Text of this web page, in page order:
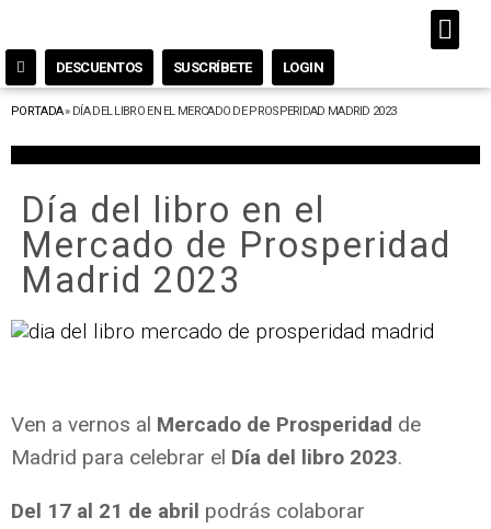
DESCUENTOS SUSCRÍBETE LOGIN
PORTADA» DÍA DEL LIBRO EN EL MERCADO DE PROSPERIDAD MADRID 2023
Día del libro en el
Mercado de Prosperidad
Madrid 2023
Ven a vernos al Mercado de Prosperidad de
Madrid para celebrar el Día del libro 2023.
Del 17 al 21 de abril podrás colaborar